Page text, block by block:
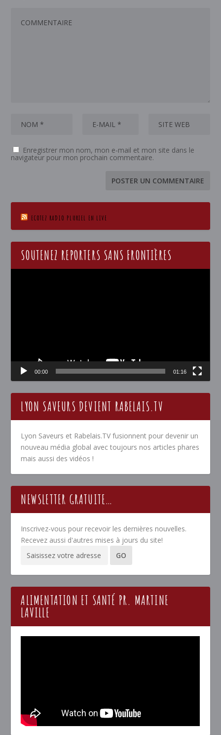
Enregistrer mon nom, mon e-mail et mon site dans le
navigateur pour mon prochain commentaire.
ECOTEZ RADIO PLURIEL EN LIVE
SOUTENEZ REPORTERS SANS FRONTIÈRES
00:00 01:16
LYON SAVEURS DEVIENT RABELAIS.TV
Lyon Saveurs et Rabelais.TV fusionnent pour devenir un
nouveau média global avec toujours nos articles phares
mais aussi des vidéos !
NEWSLETTER GRATUITE…
Inscrivez-vous pour recevoir les dernières nouvelles.
Recevez aussi d'autres mises à jours du site!
ALIMENTATION ET SANTÉ PR. MARTINE
LAVILLE